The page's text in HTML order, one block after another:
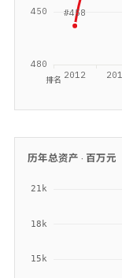
历年总资产 · 百万元